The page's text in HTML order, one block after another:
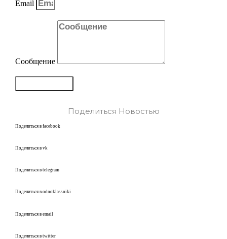
Email
Сообщение
Поделиться Новостью
Поделиться в facebook
Поделиться в vk
Поделиться в telegram
Поделиться в odnoklassniki
Поделиться в email
Поделиться в twitter